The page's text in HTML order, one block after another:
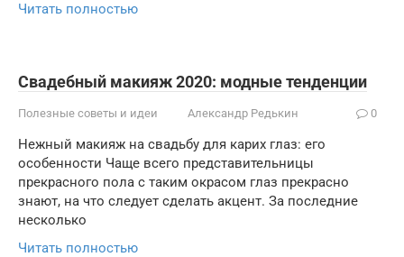
Читать полностью
Свадебный макияж 2020: модные тенденции
Полезные советы и идеи Александр Редькин 0
Нежный макияж на свадьбу для карих глаз: его
особенности Чаще всего представительницы
прекрасного пола с таким окрасом глаз прекрасно
знают, на что следует сделать акцент. За последние
несколько
Читать полностью